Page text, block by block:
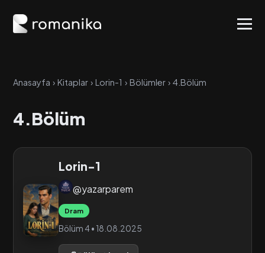
Anasayfa › Kitaplar › Lorin-1 › Bölümler › 4.Bölüm
4.Bölüm
Lorin-1
@yazarparem
Dram
Bölüm 4 • 18.08.2025